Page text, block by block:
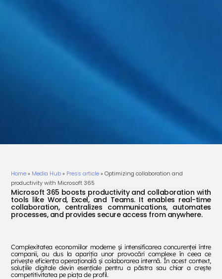
Home» Media Hub» Press article»Optimizing collaboration and
productivity with Microsoft 365
Microsoft 365 boosts productivity and collaboration with
tools like Word, Excel, and Teams. It enables real-time
collaboration, centralizes communications, automates
processes, and provides secure access from anywhere.
Complexitatea economiilor moderne și intensificarea concurenței între
companii, au dus la apariția unor provocări complexe în ceea ce
privește eficiența operațională și colaborarea internă. În acest context,
soluțiile digitale devin esențiale pentru a păstra sau chiar a crește
competitivitatea pe piața de profil.